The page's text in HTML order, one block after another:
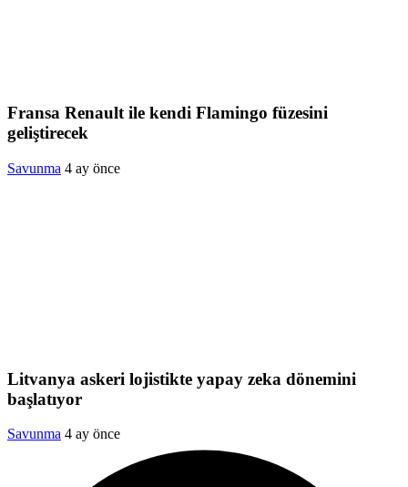
Fransa Renault ile kendi Flamingo füzesini
geliştirecek
Savunma 4 ay önce
Litvanya askeri lojistikte yapay zeka dönemini
başlatıyor
Savunma 4 ay önce